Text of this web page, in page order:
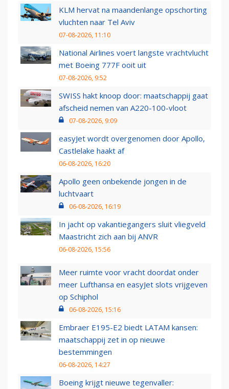
KLM hervat na maandenlange opschorting
vluchten naar Tel Aviv
07-08-2026, 11:10
National Airlines voert langste vrachtvlucht
met Boeing 777F ooit uit
07-08-2026, 9:52
SWISS hakt knoop door: maatschappij gaat
afscheid nemen van A220-100-vloot
07-08-2026, 9:09
easyJet wordt overgenomen door Apollo,
Castlelake haakt af
06-08-2026, 16:20
Apollo geen onbekende jongen in de
luchtvaart
06-08-2026, 16:19
In jacht op vakantiegangers sluit vliegveld
Maastricht zich aan bij ANVR
06-08-2026, 15:56
Meer ruimte voor vracht doordat onder
meer Lufthansa en easyJet slots vrijgeven
op Schiphol
06-08-2026, 15:16
Embraer E195-E2 biedt LATAM kansen:
maatschappij zet in op nieuwe
bestemmingen
06-08-2026, 14:27
Boeing krijgt nieuwe tegenvaller: